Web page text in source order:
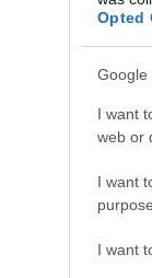
Opted
Google
I want
web or
I want
I want
ciò che lo
altezza
pubblico.
saranno
e si è laureato
con una